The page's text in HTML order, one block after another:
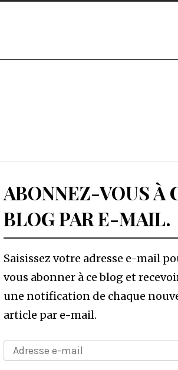
ABONNEZ-VOUS À
BLOG PAR E-MAIL.
Saisissez votre adresse e-mail
vous abonner à ce blog et
une notification de chaque
article par e-mail.
Adresse